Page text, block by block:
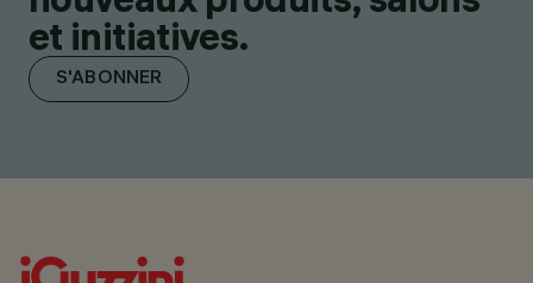
et initiatives.
S'ABONNER